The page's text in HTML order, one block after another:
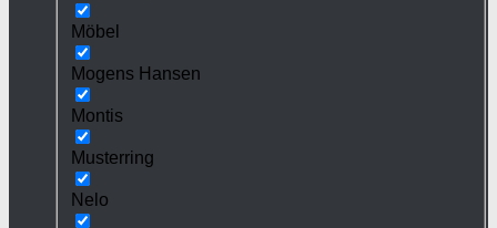
Möbel
Mogens Hansen
Montis
Musterring
Nelo